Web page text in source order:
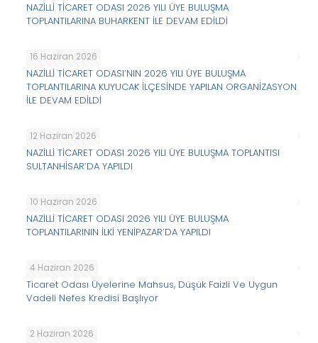
NAZİLLİ TİCARET ODASI 2026 YILI ÜYE BULUŞMA
TOPLANTILARINA BUHARKENT İLE DEVAM EDİLDİ
16 Haziran 2026
NAZİLLİ TİCARET ODASI’NIN 2026 YILI ÜYE BULUŞMA
TOPLANTILARINA KUYUCAK İLÇESİNDE YAPILAN ORGANİZASYON
İLE DEVAM EDİLDİ
12 Haziran 2026
NAZİLLİ TİCARET ODASI 2026 YILI ÜYE BULUŞMA TOPLANTISI
SULTANHİSAR’DA YAPILDI
10 Haziran 2026
NAZİLLİ TİCARET ODASI 2026 YILI ÜYE BULUŞMA
TOPLANTILARININ İLKİ YENİPAZAR’DA YAPILDI
4 Haziran 2026
Ticaret Odası Üyelerine Mahsus, Düşük Faizli Ve Uygun
Vadeli Nefes Kredisi Başlıyor
2 Haziran 2026